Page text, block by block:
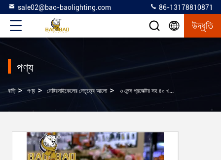
sale02@bao-baolighting.com 86-13178810871
উদ্ধৃতি
পণ্য
বাড়ি > পণ্য > মোটরসাইকেলের নেতৃত্বে আলো > ৩ লেন্স প্রজেক্টর সহ ৪০ ওয়াট সাদা হলুদ এলইডি মোটরসাইকেল হেডলাইট